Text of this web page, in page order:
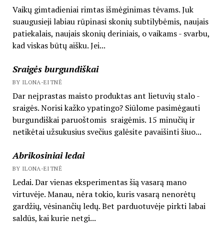
Vaikų gimtadieniai rimtas išmėginimas tėvams. Juk
suaugusieji labiau rūpinasi skonių subtilybėmis, naujais
patiekalais, naujais skonių deriniais, o vaikams - svarbu,
kad viskas būtų aišku. Jei...
Sraigės burgundiškai
BY ILONA-EITNĖ
Dar neįprastas maisto produktas ant lietuvių stalo -
sraigės. Norisi kažko ypatingo? Siūlome pasimėgauti
burgundiškai paruoštomis sraigėmis. 15 minučių ir
netikėtai užsukusius svečius galėsite pavaišinti šiuo...
Abrikosiniai ledai
BY ILONA-EITNĖ
Ledai. Dar vienas eksperimentas šią vasarą mano
virtuvėje. Manau, nėra tokio, kuris vasarą nenorėtų
gardžių, vėsinančių ledų. Bet parduotuvėje pirkti labai
saldūs, kai kurie netgi...